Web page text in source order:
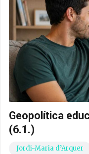
Geopolítica
(6.1.)
Jordi-Maria d’Arquer